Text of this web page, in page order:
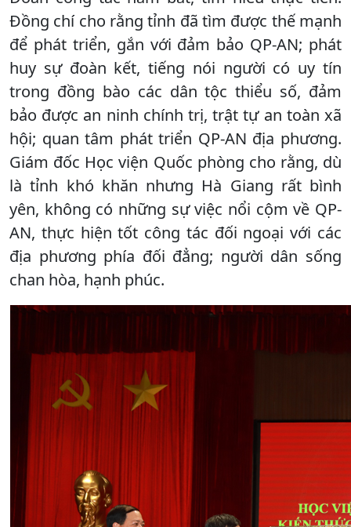
Đồng chí cho rằng tỉnh đã tìm được thế mạnh
để phát triển, gắn với đảm bảo QP-AN; phát
huy sự đoàn kết, tiếng nói người có uy tín
trong đồng bào các dân tộc thiểu số, đảm
bảo được an ninh chính trị, trật tự an toàn xã
hội; quan tâm phát triển QP-AN địa phương.
Giám đốc Học viện Quốc phòng cho rằng, dù
là tỉnh khó khăn nhưng Hà Giang rất bình
yên, không có những sự việc nổi cộm về QP-
AN, thực hiện tốt công tác đối ngoại với các
địa phương phía đối đẳng; người dân sống
chan hòa, hạnh phúc.